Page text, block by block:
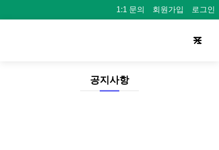
1:1 문의 회원가입 로그인
공지사항